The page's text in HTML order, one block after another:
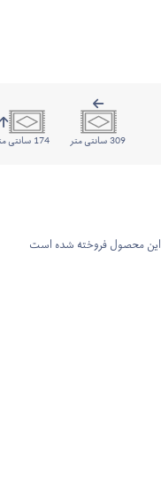
309 سانتی متر 174 سانتی متر
این محصول فروخته شده است